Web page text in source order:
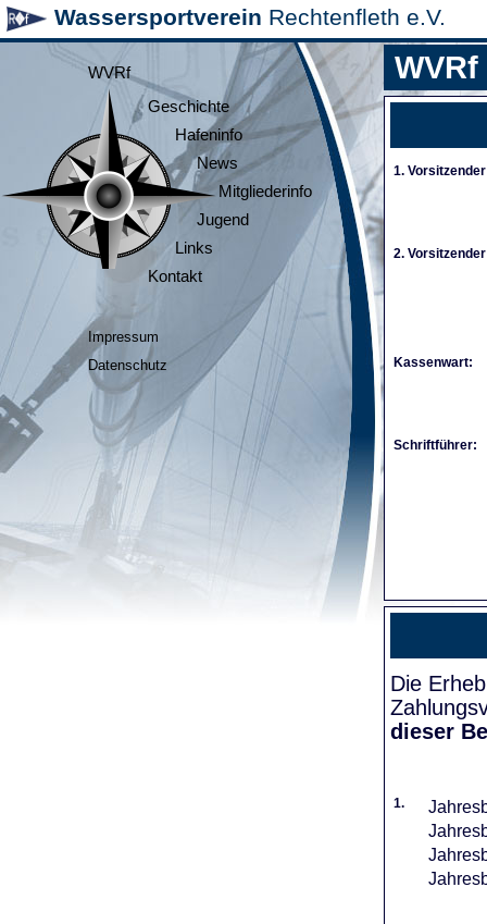
Wassersportverein Rechtenfleth e.V.
WVRf
Geschichte
Hafeninfo
News
Mitgliederinfo
Jugend
Links
Kontakt
Impressum
Datenschutz
WVRf
1.
2.
Kassenwart:
Schriftführer:
Die
dieser
1.